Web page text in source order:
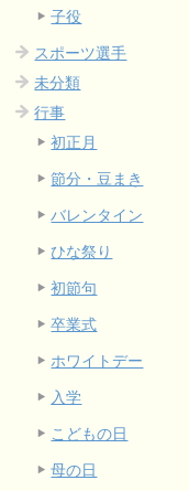
子役
スポーツ選手
未分類
行事
初正月
節分・豆まき
バレンタイン
ひな祭り
初節句
卒業式
ホワイトデー
入学
こどもの日
母の日